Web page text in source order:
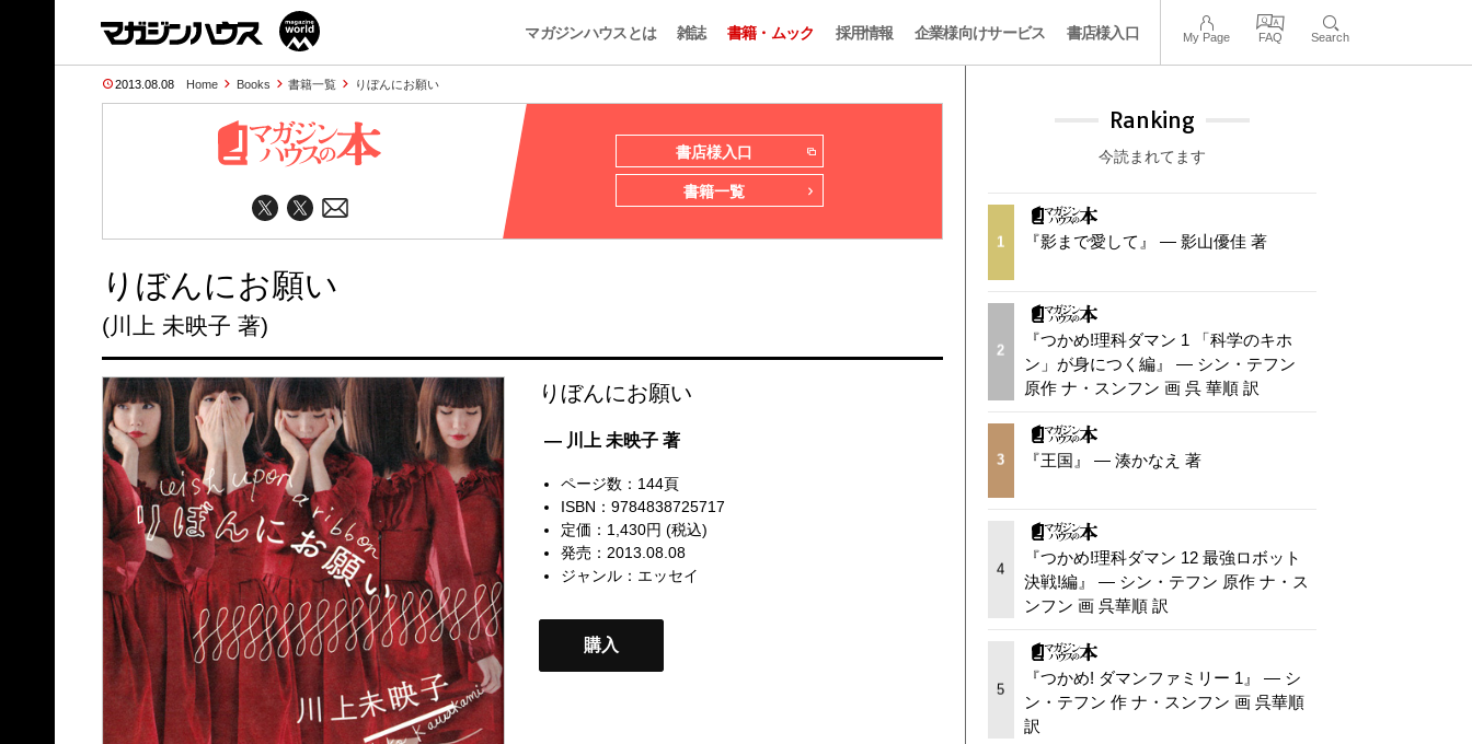
マガジンハウスとは 雑誌 書籍・ムック 採用情報 企業様向けサービス 書店様入口 My Page FAQ Search
2013.08.08 Home Books 書籍一覧 りぼんにお願い
書店様入口
書籍一覧
りぼんにお願い
(川上 未映子 著)
りぼんにお願い
— 川上 未映子 著
ページ数：144頁
ISBN：9784838725717
定価：1,430円 (税込)
発売：2013.08.08
ジャンル： エッセイ
購入
Ranking
今読まれてます
1 『影まで愛して』 — 影山優佳 著
2
『つかめ!理科ダマン 1 「科学のキホ
ン」が身につく編』 — シン・テフン
原作 ナ・スンフン 画 呉 華順 訳
3 『王国』 — 湊かなえ 著
4
『つかめ!理科ダマン 12 最強ロボット
決戦!編』 — シン・テフン 原作 ナ・ス
ンフン 画 呉華順 訳
5
『つかめ! ダマンファミリー 1』 — シ
ン・テフン 作 ナ・スンフン 画 呉華順
訳